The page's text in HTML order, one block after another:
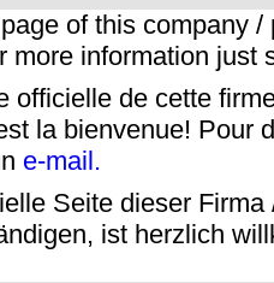
of this company
more information just
officielle de cette
la bienvenue! Pour
e-mail.
Seite dieser
ist herzlich